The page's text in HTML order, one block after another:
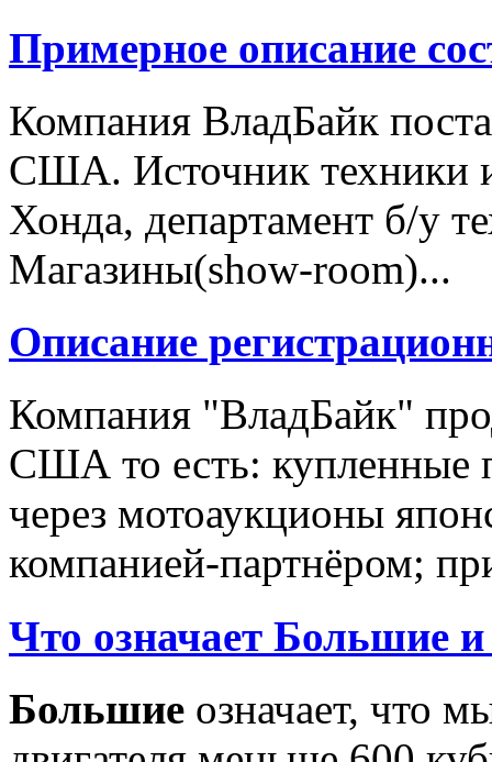
Примерное описание
Компания ВладБайк
США. Источник техники
Хонда, департамент б/у
Магазины(show-room)...
Описание
Компания "ВладБайк"
США то есть: купленные
через мотоаукционы
компанией-партнёром;
Что означает Большие
Большие означает, что